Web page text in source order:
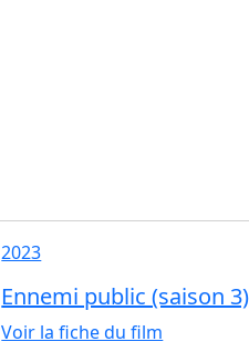
2023
Ennemi public (saison 3)
Voir la fiche du film